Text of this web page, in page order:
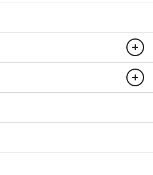
、岡山天音 生田絵梨花 千葉雄
ほか
・大槻閑人（漫画）
医の日記－」 （講談社「モー